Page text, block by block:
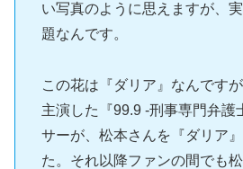
い写真のように思えますが、
題なんです。
この花は『ダリア』なんです
主演した『99.9 -刑事専門弁護
サーが、松本さんを『ダリア
た。それ以降ファンの間でも